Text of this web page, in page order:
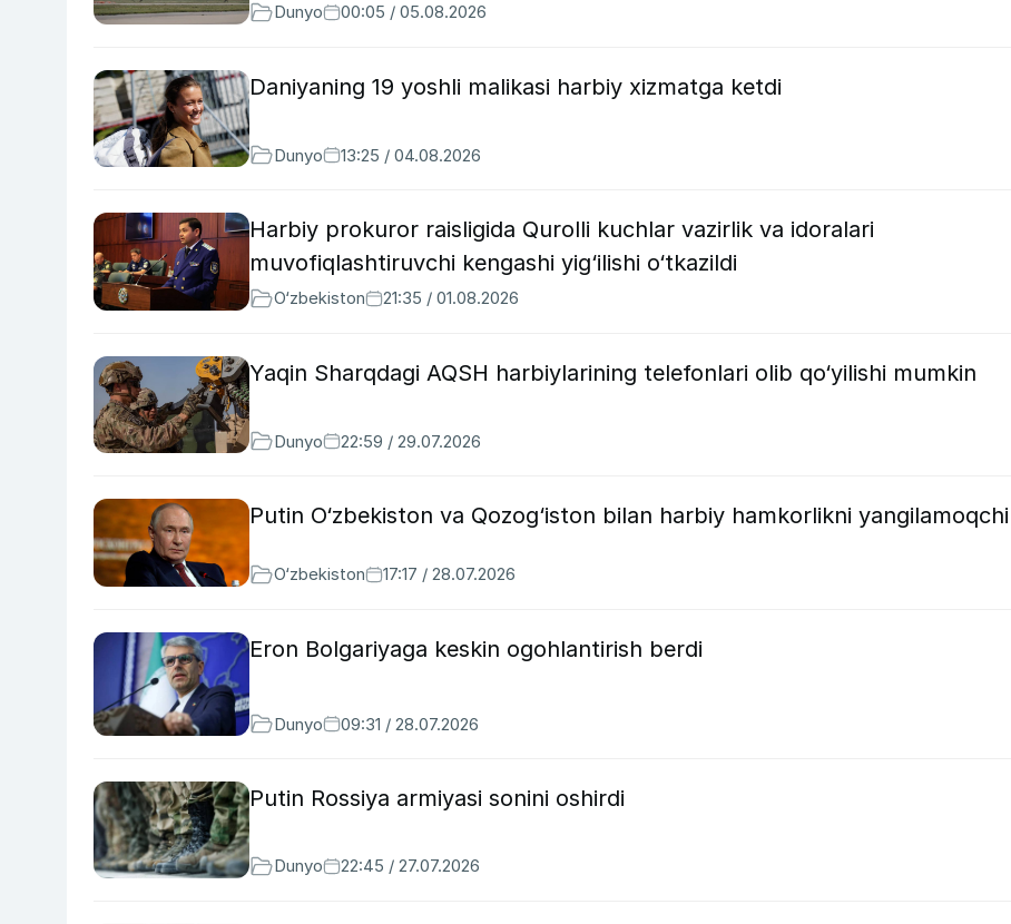
Dunyo 00:05 / 05.08.2026
Daniyaning 19 yoshli malikasi harbiy xizmatga ketdi
Dunyo 13:25 / 04.08.2026
Harbiy prokuror raisligida Qurolli kuchlar vazirlik va idoralari
muvofiqlashtiruvchi kengashi yig‘ilishi o‘tkazildi
O‘zbekiston 21:35 / 01.08.2026
Yaqin Sharqdagi AQSH harbiylarining telefonlari olib qo‘yilishi mumkin
Dunyo 22:59 / 29.07.2026
Putin O‘zbekiston va Qozog‘iston bilan harbiy hamkorlikni yangilamoqchi
O‘zbekiston 17:17 / 28.07.2026
Eron Bolgariyaga keskin ogohlantirish berdi
Dunyo 09:31 / 28.07.2026
Putin Rossiya armiyasi sonini oshirdi
Dunyo 22:45 / 27.07.2026